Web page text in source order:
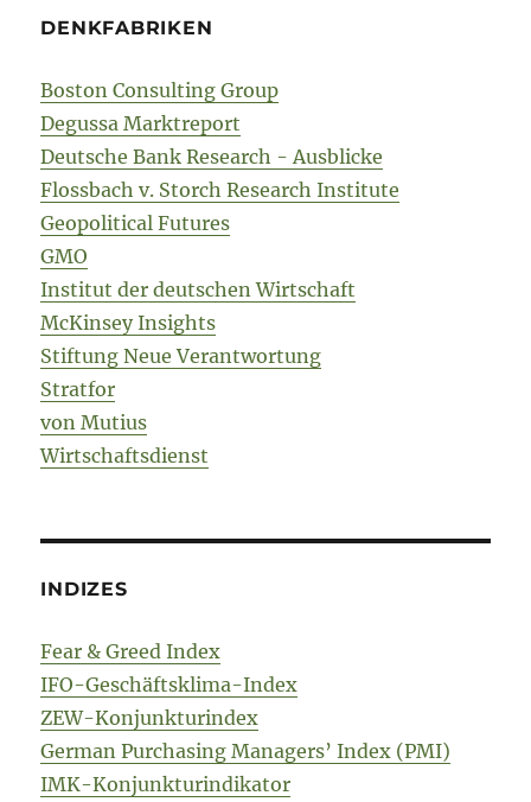
DENKFABRIKEN
Boston Consulting Group
Degussa Marktreport
Deutsche Bank Research - Ausblicke
Flossbach v. Storch Research Institute
Geopolitical Futures
GMO
Institut der deutschen Wirtschaft
McKinsey Insights
Stiftung Neue Verantwortung
Stratfor
von Mutius
Wirtschaftsdienst
INDIZES
Fear & Greed Index
IFO-Geschäftsklima-Index
ZEW-Konjunkturindex
German Purchasing Managers’ Index (PMI)
IMK-Konjunkturindikator